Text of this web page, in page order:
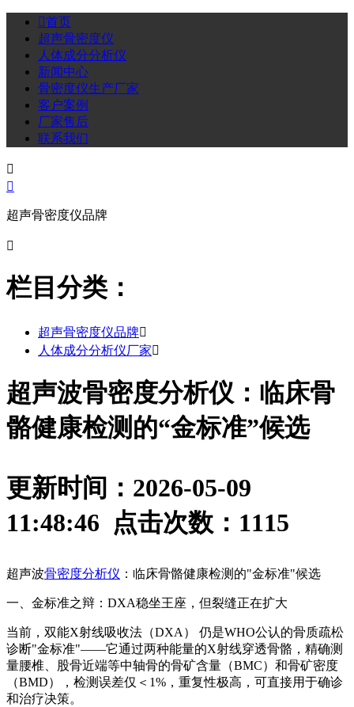
首页
超声骨密度仪
人体成分分析仪
新闻中心
骨密度仪生产厂家
客户案例
厂家售后
联系我们


超声骨密度仪品牌

栏目分类：
超声骨密度仪品牌
人体成分分析仪厂家
超声波骨密度分析仪：临床骨
骼健康检测的“金标准”候选
更新时间：2026-05-09
11:48:46 点击次数： 1115
超声波骨密度分析仪 ：临床骨骼健康检测的"金标准"候选
一、金标准之辩：DXA稳坐王座，但裂缝正在扩大
当前，双能X射线吸收法（DXA） 仍是WHO公认的骨质疏松
诊断"金标准"——它通过两种能量的X射线穿透骨骼，精确测
量腰椎、股骨近端等中轴骨的骨矿含量（BMC）和骨矿密度
（BMD），检测误差仅＜1%，重复性极高，可直接用于确诊
和治疗决策。